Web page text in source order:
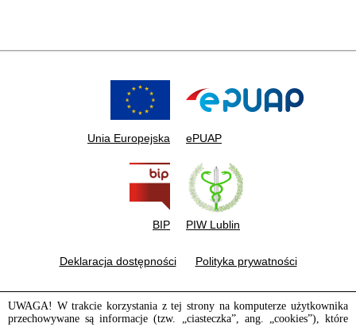
Unia Europejska ePUAP
BIP PIW Lublin
Deklaracja dostępności Polityka prywatności
UWAGA! W trakcie korzystania z tej strony na komputerze użytkownika
przechowywane są informacje (tzw. „ciasteczka”, ang. „cookies”), które